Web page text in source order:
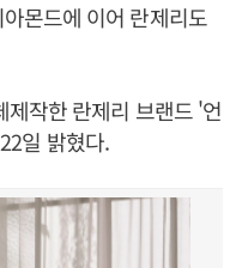
몬드에 이어 란제리도
작한 란제리 브랜드 '언
일 밝혔다.